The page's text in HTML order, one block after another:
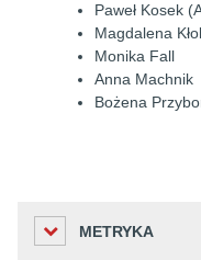
Paweł Kosek (
Magdalena
Monika Fall
Anna Machnik
Bożena
METRYKA